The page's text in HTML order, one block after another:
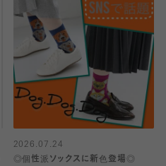
2026.07.24
◎個性派ソックスに新色登場◎